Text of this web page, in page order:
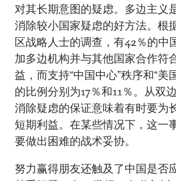
对其长期意图的疑虑。多边主义
消除较小国家疑虑的好方法。根
区战略人士的调查，有42％的中
加多边机构并与其他国家合作符
益，而支持“中国中心”秩序和“美
的比例分别为17％和11％。从双
消除疑虑的保证意味着有时要为
短期利益。在某些情况下，这一
要做出困难的战术妥协。
努力赢得朋友还触及了中国是否